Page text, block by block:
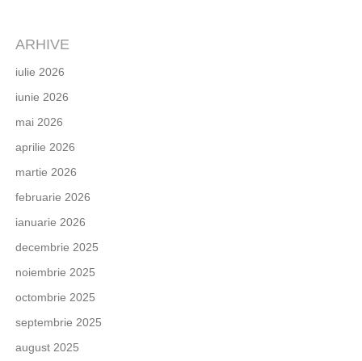
ARHIVE
iulie 2026
iunie 2026
mai 2026
aprilie 2026
martie 2026
februarie 2026
ianuarie 2026
decembrie 2025
noiembrie 2025
octombrie 2025
septembrie 2025
august 2025